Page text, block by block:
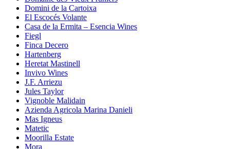
Domini de la Cartoixa
El Escocés Volante
Casa de la Ermita – Esencia Wines
Fiegl
Finca Decero
Hartenberg
Heretat Mastinell
Invivo Wines
J.F. Arriezu
Jules Taylor
Vignoble Malidain
Azienda Agricola Marina Danieli
Mas Igneus
Matetic
Moorilla Estate
Mora